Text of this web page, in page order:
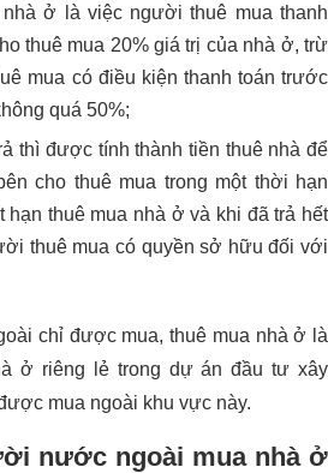
ở là việc người thuê mua thanh
thuê mua 20% giá trị của nhà ở, trừ
mua có điều kiện thanh toán trước
quá 50%;
thì được tính thành tiền thuê nhà để
cho thuê mua trong một thời hạn
hạn thuê mua nhà ở và khi đã trả hết
thuê mua có quyền sở hữu đối với
chỉ được mua, thuê mua nhà ở là
ở riêng lẻ trong dự án đầu tư xây
mua ngoài khu vực này.
nước ngoài mua nhà ở